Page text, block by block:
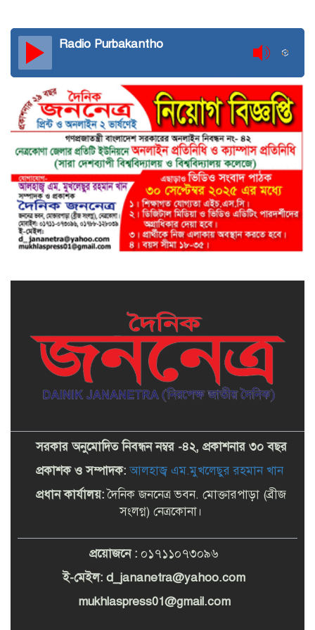
Radio Purbakantho
সরকার অনুমোদিত নিবন্ধন নম্বর -৪২, প্রকাশনার ৩০ বছর
প্রকাশক ও সম্পাদক:আলহাজ্ব এম.মুখলেছুর রহমান খান
প্রধান কার্যালয়:দৈনিক জননেত্র ভবন. মোক্তারপাড়া (ব্রীজ
সংলগ্ন) নেত্রকোনা।
প্রয়োজনে : ০১৭১১০৭৩০৯৬
ই-মেইল: d_ jananetra@yahoo.com
mukhlaspress01@gmail.com